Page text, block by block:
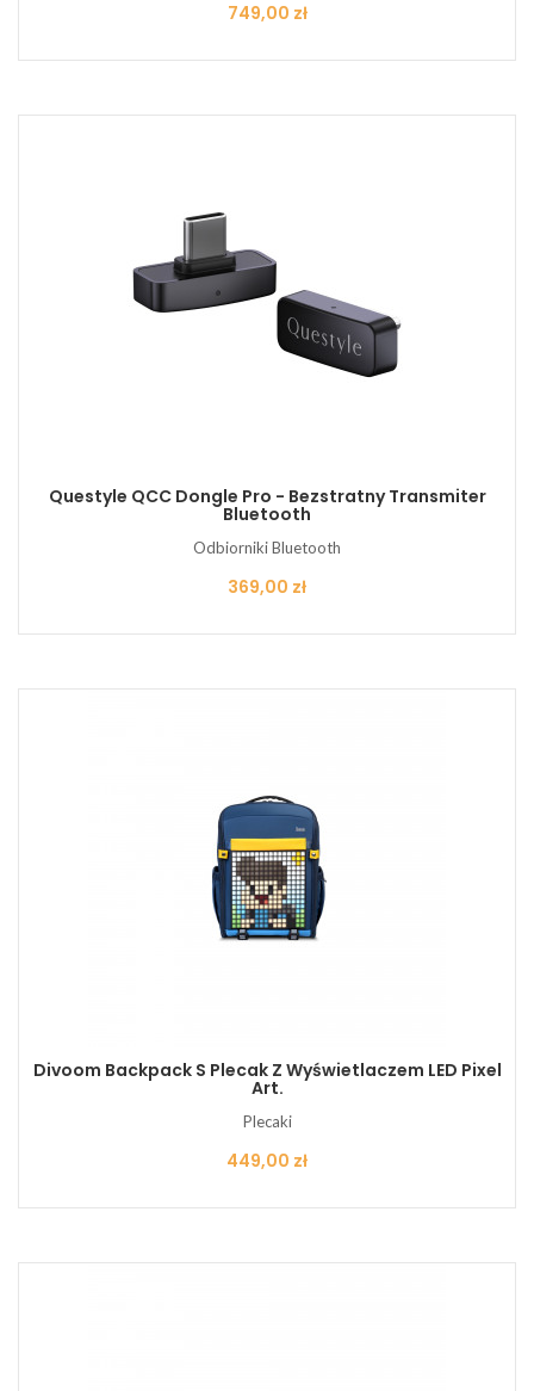
Cena
749,00 zł
Questyle QCC Dongle Pro - Bezstratny Transmiter
Bluetooth
Odbiorniki Bluetooth
Cena
369,00 zł
Divoom Backpack S Plecak Z Wyświetlaczem LED Pixel
Art.
Plecaki
Cena
449,00 zł